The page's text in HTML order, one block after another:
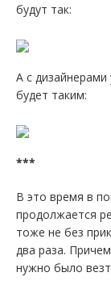
будут так:
А с
будет таким:
***
В это время в
продолжается
тоже не без
два раза.
нужно было